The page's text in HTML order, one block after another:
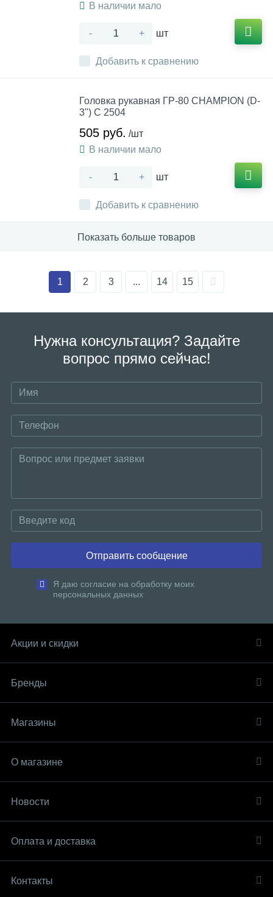
В наличии мало
- + шт
Добавить к сравнению
Головка рукавная ГР-80 CHAMPION (D-
3") C 2504
505 руб. /шт
В наличии мало
- + шт
Добавить к сравнению
Показать больше товаров
1 2 3 ... 14 15
Нужна консультация? Задайте
вопрос прямо сейчас!
Отправить сообщение
Я даю согласие на обработку моих
персональных данных
Акции и скидки
Бренды
Магазины
О магазине
Новости
Оплата и доставка
Контакты